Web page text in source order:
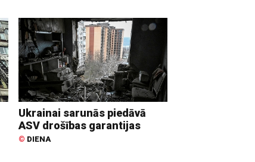
Ukrainai sarunās piedāvā
ASV drošības garantijas
© DIENA